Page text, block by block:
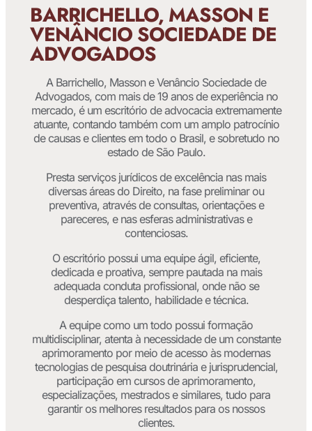
BARRICHELLO, MASSON E
VENÂNCIO SOCIEDADE DE
ADVOGADOS
A Barrichello, Masson e Venâncio Sociedade de
Advogados, com mais de 19 anos de experiência no
mercado, é um escritório de advocacia extremamente
atuante, contando também com um amplo patrocínio
de causas e clientes em todo o Brasil, e sobretudo no
estado de São Paulo.
Presta serviços jurídicos de excelência nas mais
diversas áreas do Direito, na fase preliminar ou
preventiva, através de consultas, orientações e
pareceres, e nas esferas administrativas e
contenciosas.
O escritório possui uma equipe ágil, eficiente,
dedicada e proativa, sempre pautada na mais
adequada conduta profissional, onde não se
desperdiça talento, habilidade e técnica.
A equipe como um todo possui formação
multidisciplinar, atenta à necessidade de um constante
aprimoramento por meio de acesso às modernas
tecnologias de pesquisa doutrinária e jurisprudencial,
participação em cursos de aprimoramento,
especializações, mestrados e similares, tudo para
garantir os melhores resultados para os nossos
clientes.